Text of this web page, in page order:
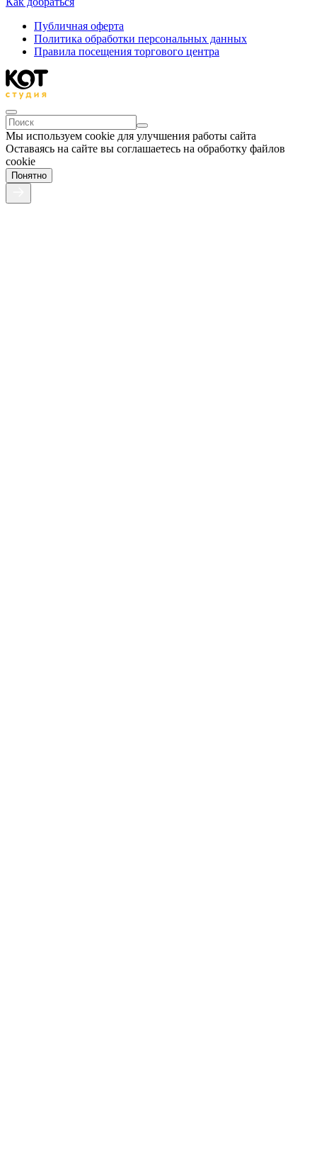
Публичная оферта
Политика обработки персональных данных
Правила посещения торгового центра
Мы используем cookie для улучшения работы сайта
Оставаясь на сайте вы соглашаетесь на обработку файлов
cookie
Понятно